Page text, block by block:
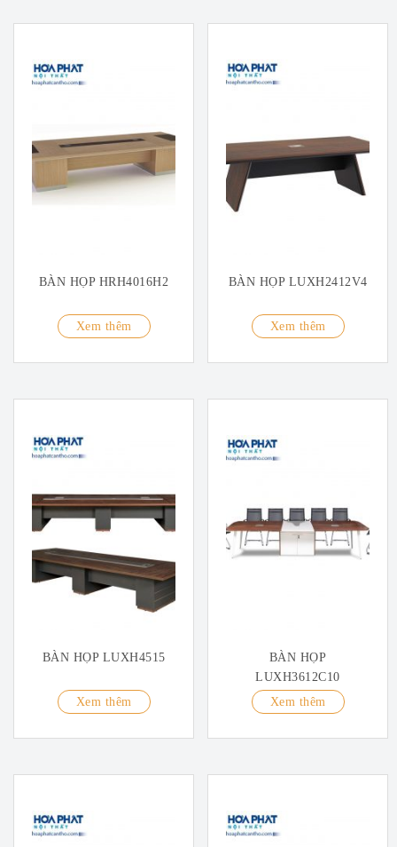
BÀN HỌP HRH4016H2
Xem thêm
BÀN HỌP LUXH2412V4
Xem thêm
BÀN HỌP LUXH4515
Xem thêm
BÀN HỌP
LUXH3612C10
Xem thêm